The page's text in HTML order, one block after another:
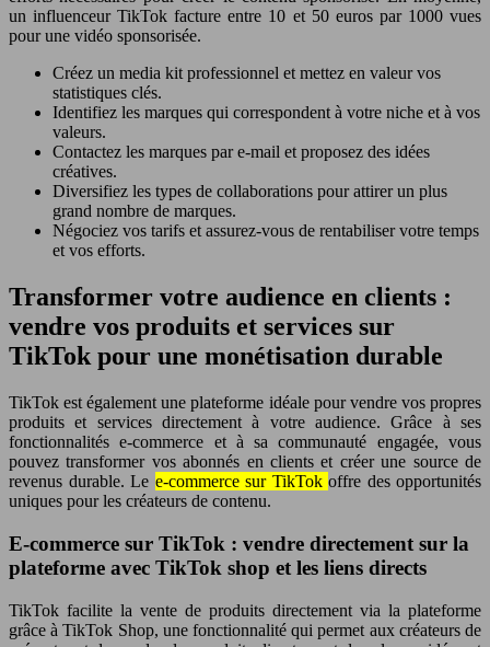
un influenceur TikTok facture entre 10 et 50 euros par 1000 vues
pour une vidéo sponsorisée.
Créez un media kit professionnel et mettez en valeur vos
statistiques clés.
Identifiez les marques qui correspondent à votre niche et à vos
valeurs.
Contactez les marques par e-mail et proposez des idées
créatives.
Diversifiez les types de collaborations pour attirer un plus
grand nombre de marques.
Négociez vos tarifs et assurez-vous de rentabiliser votre temps
et vos efforts.
Transformer votre audience en clients :
vendre vos produits et services sur
TikTok pour une monétisation durable
TikTok est également une plateforme idéale pour vendre vos propres
produits et services directement à votre audience. Grâce à ses
fonctionnalités e-commerce et à sa communauté engagée, vous
pouvez transformer vos abonnés en clients et créer une source de
revenus durable. Le e-commerce sur TikTok offre des opportunités
uniques pour les créateurs de contenu.
E-commerce sur TikTok : vendre directement sur la
plateforme avec TikTok shop et les liens directs
TikTok facilite la vente de produits directement via la plateforme
grâce à TikTok Shop, une fonctionnalité qui permet aux créateurs de